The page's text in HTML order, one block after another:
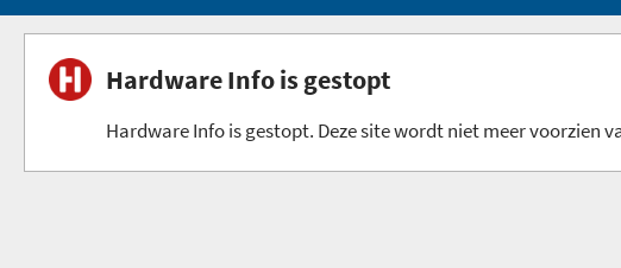
Hardware Info is gestopt
Hardware Info is gestopt. Deze site wordt niet meer voorzien